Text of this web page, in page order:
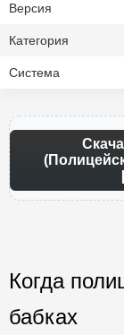
Версия
Категория
Система
Когда
бабках